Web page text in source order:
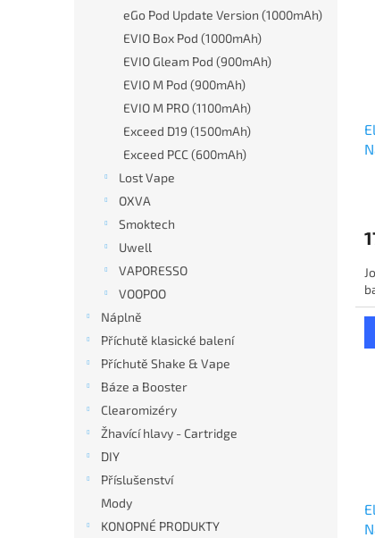
eGo Pod Update Version (1000mAh)
EVIO Box Pod (1000mAh)
EVIO Gleam Pod (900mAh)
EVIO M Pod (900mAh)
EVIO M PRO (1100mAh)
Exceed D19 (1500mAh)
Exceed PCC (600mAh)
Lost Vape
OXVA
Smoktech
Uwell
VAPORESSO
VOOPOO
Náplně
Příchutě klasické balení
Příchutě Shake & Vape
Báze a Booster
Clearomizéry
Žhavící hlavy - Cartridge
DIY
Příslušenství
Mody
KONOPNÉ PRODUKTY